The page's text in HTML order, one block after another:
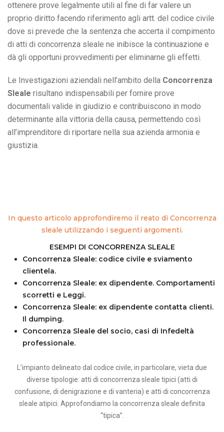
ottenere prove legalmente utili al fine di far valere un
proprio diritto facendo riferimento agli artt. del codice civile
dove si prevede che la sentenza che accerta il compimento
di atti di concorrenza sleale ne inibisce la continuazione e
dà gli opportuni provvedimenti per eliminarne gli effetti.
Le Investigazioni aziendali nell’ambito della Concorrenza
Sleale risultano indispensabili per fornire prove
documentali valide in giudizio e contribuiscono in modo
determinante alla vittoria della causa, permettendo così
all’imprenditore di riportare nella sua azienda armonia e
giustizia.
In questo articolo approfondiremo il reato di Concorrenza
sleale utilizzando i seguenti argomenti.
ESEMPI DI CONCORRENZA SLEALE
Concorrenza Sleale: codice civile e sviamento
clientela.
Concorrenza Sleale: ex dipendente. Comportamenti
scorretti e Leggi.
Concorrenza Sleale: ex dipendente contatta clienti.
Il dumping.
Concorrenza Sleale del socio, casi di Infedeltà
professionale.
L’impianto delineato dal codice civile, in particolare, vieta due
diverse tipologie: atti di concorrenza sleale tipici (atti di
confusione, di denigrazione e di vanteria) e atti di concorrenza
sleale atipici. Approfondiamo la concorrenza sleale definita
“tipica”.